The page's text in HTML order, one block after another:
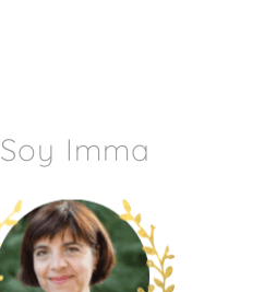
Soy Imma